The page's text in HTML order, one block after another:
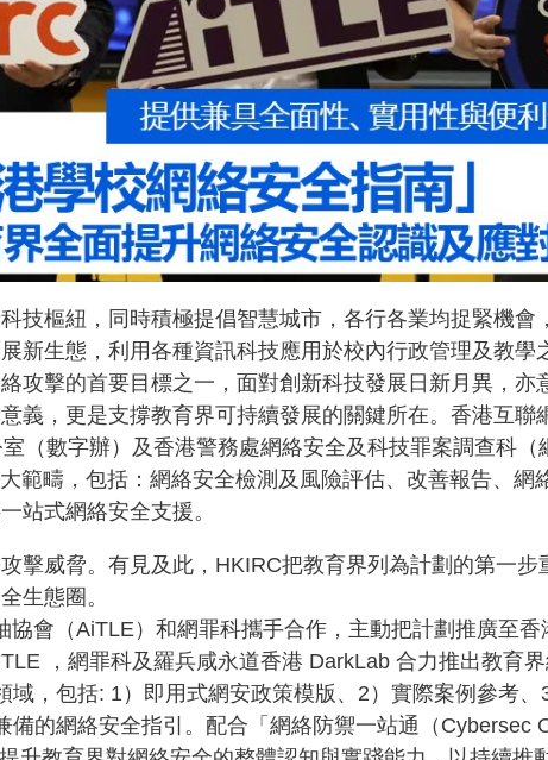
技樞紐，同時積極提倡智慧城市，各行各業均捉緊機會
新生態，利用各種資訊科技應用於校內行政管理及教學
攻擊的首要目標之一，面對創新科技發展日新月異，亦
義，更是支撐教育界可持續發展的關鍵所在。香港互聯
（數字辦）及香港警務處網絡安全及科技罪案調查科（
範疇，包括：網絡安全檢測及風險評估、改善報告、網
站式網絡安全支援。
擊威脅。有見及此，HKIRC把教育界列為計劃的第一步
生態圈。
會（AiTLE）和網罪科攜手合作，主動把計劃推廣至
，網罪科及羅兵咸永道香港 DarkLab 合力推出教育
，包括: 1）即用式網安政策模版、2）實際案例參考
的網絡安全指引。配合「網絡防禦一站通（Cybersec